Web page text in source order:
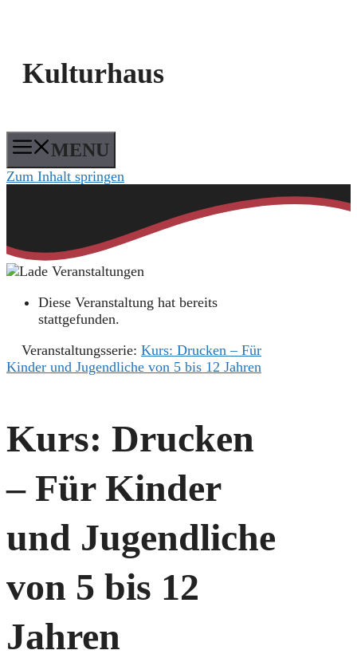
Kulturhaus
MENU
Zum Inhalt springen
Diese Veranstaltung hat bereits
stattgefunden.
Veranstaltungsserie: Kurs: Drucken – Für
Kinder und Jugendliche von 5 bis 12 Jahren
Kurs: Drucken
– Für Kinder
und Jugendliche
von 5 bis 12
Jahren